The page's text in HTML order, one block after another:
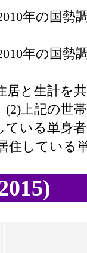
年の国勢
年の国勢
居と生計を
上記の世
いる単身
住している